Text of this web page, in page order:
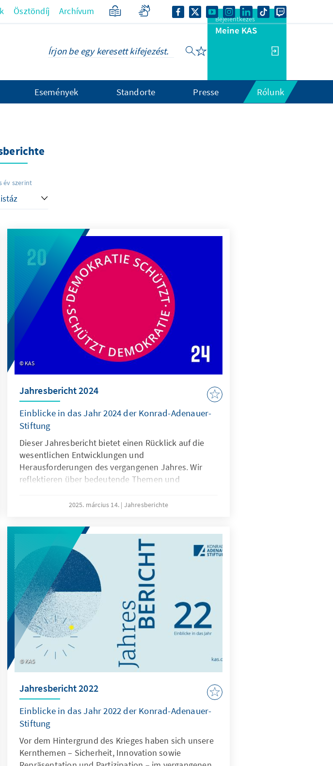
Ösztöndíj Archívum
Bejelentkezés
Meine KAS
Események Standorte Presse Rólunk
év szerint
KAS
Jahresbericht 2024
Einblicke in das Jahr 2024 der Konrad-Adenauer-
Stiftung
Dieser Jahresbericht bietet einen Rücklick auf die
wesentlichen Entwicklungen und
Herausforderungen des vergangenen Jahres. Wir
reflektieren über bedeutende Themen und
würdigen die verschiedenen Initiativen und Projekte,
einen Blick auf die Fortschritte in unseren
Schwerpunktthemen und betonen die Bedeutung
von Kooperationen und Partnerschaften. In diesem
Zusammenhang kommen auch besondere Jubiläen
und die Unterstützung durch unsere Förderer und
Partner zur Sprache. Wir danken allen, die zu
unseren Erfolgen beigetragen haben, und blicken
mit Zuversicht auf die kommenden Aufgaben.
2025. március 14. Jahresberichte
KAS
Jahresbericht 2022
Einblicke in das Jahr 2022 der Konrad-Adenauer-
Stiftung
Vor dem Hintergrund des Krieges haben sich unsere
Kernthemen – Sicherheit, Innovation sowie